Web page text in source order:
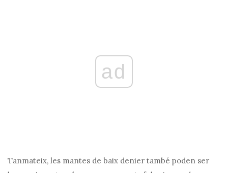
ad
Tanmateix, les mantes de baix denier també poden ser